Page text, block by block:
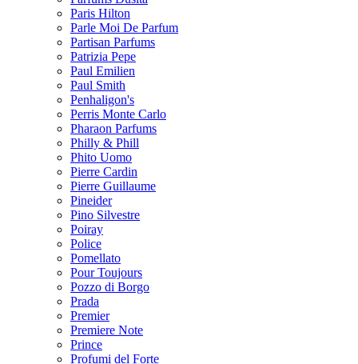
Paris Hilton
Parle Moi De Parfum
Partisan Parfums
Patrizia Pepe
Paul Emilien
Paul Smith
Penhaligon's
Perris Monte Carlo
Pharaon Parfums
Philly & Phill
Phito Uomo
Pierre Cardin
Pierre Guillaume
Pineider
Pino Silvestre
Poiray
Police
Pomellato
Pour Toujours
Pozzo di Borgo
Prada
Premier
Premiere Note
Prince
Profumi del Forte